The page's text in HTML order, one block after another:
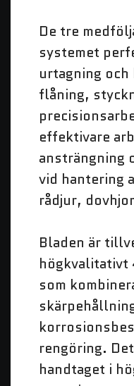
De tre
systemet
urtagning
flåning,
effektivare
ansträngning
vid hantering
rådjur,
Bladen är
som
rengöring.
handtaget i